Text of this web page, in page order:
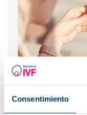
Consentimiento